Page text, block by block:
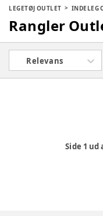
LEGETØJ OUTLET INDELEG
Rangler
Relevans
Side 1 ud